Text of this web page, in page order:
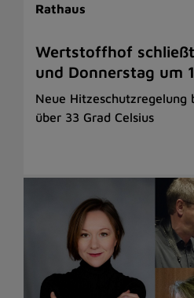
Rathaus
Wertstoffhof
und Donnerstag um
Neue Hitzeschutzregelung
über 33 Grad Celsius